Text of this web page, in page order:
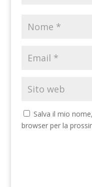
Salva il mio
browser per la